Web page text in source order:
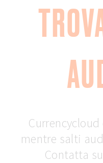
mentre salti
Contatta